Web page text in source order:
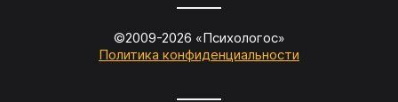
©2009-2026 «Психологос»
Политика конфиденциальности